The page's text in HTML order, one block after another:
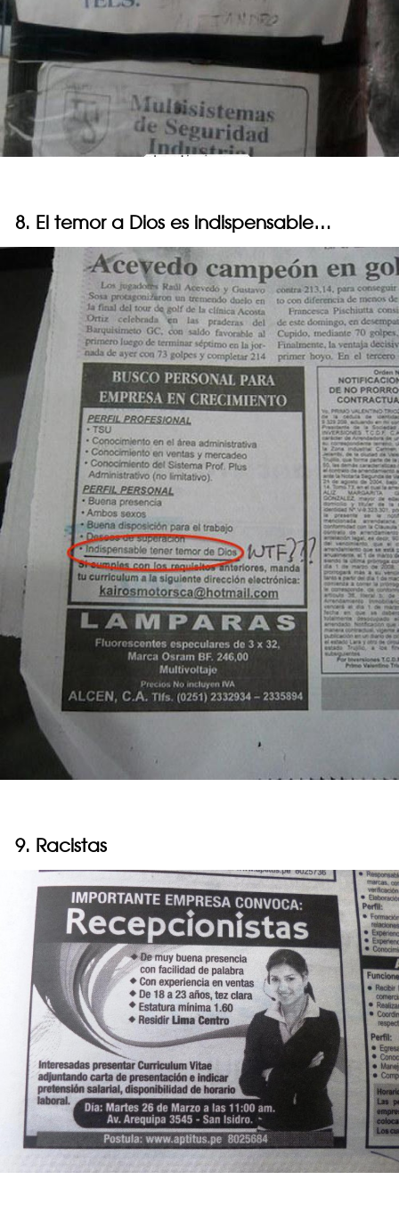
8. El temor a Dios es indispensable…
9. Racistas